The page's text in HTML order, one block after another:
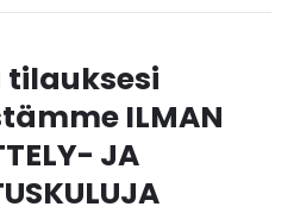
tilauksesi
ILMAN
JA